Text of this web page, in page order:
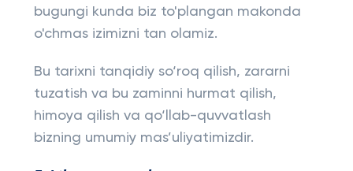
bugungi kunda biz to'plangan makonda
o'chmas izimizni tan olamiz.
Bu tarixni tanqidiy so‘roq qilish, zararni
tuzatish va bu zaminni hurmat qilish,
himoya qilish va qo‘llab-quvvatlash
bizning umumiy mas’uliyatimizdir.